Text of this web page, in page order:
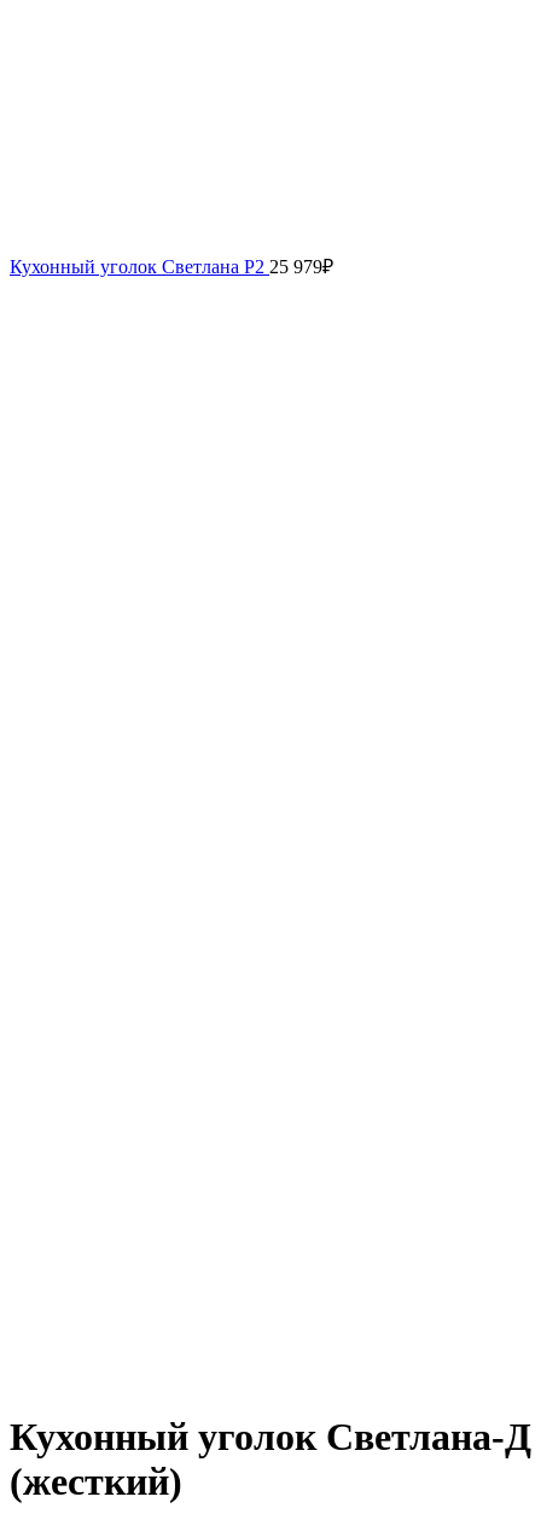
Кухонный уголок Светлана Р2 25 979₽
Кухонный уголок Светлана-Д
(жесткий)